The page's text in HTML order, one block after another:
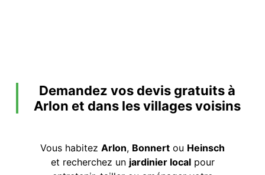
Demandez vos devis gratuits à
Arlon et dans les villages voisins
Vous habitez Arlon, Bonnert ou Heinsch
et recherchez un jardinier localpour